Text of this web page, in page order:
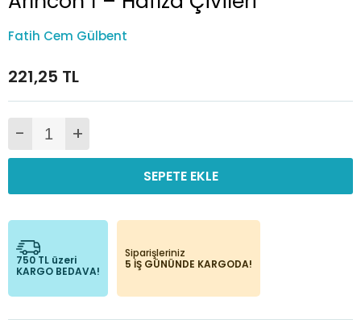
Fatih Cem Gülbent
221,25 TL
- +
SEPETE EKLE
750 TL üzeri
KARGO BEDAVA!
Siparişleriniz
5 İŞ GÜNÜNDE KARGODA!